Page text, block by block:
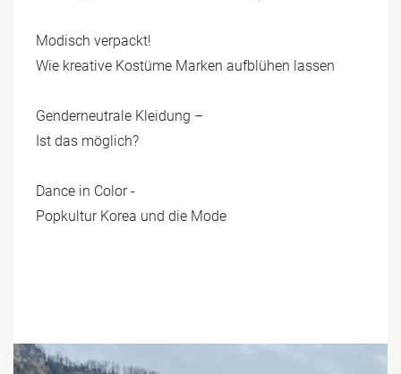
Modisch verpackt!
Wie kreative Kostüme Marken aufblühen lassen
Genderneutrale Kleidung –
Ist das möglich?
Dance in Color -
Popkultur Korea und die Mode